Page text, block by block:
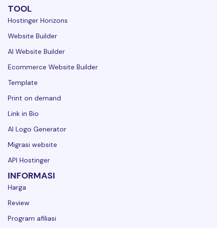
TOOL
Hostinger Horizons
Website Builder
AI Website Builder
Ecommerce Website Builder
Template
Print on demand
Link in Bio
AI Logo Generator
Migrasi website
API Hostinger
INFORMASI
Harga
Review
Program afiliasi